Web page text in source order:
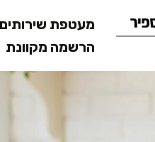
מעטפת
הרשמה מקוונת